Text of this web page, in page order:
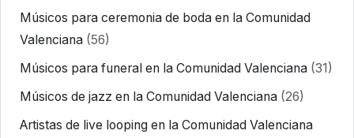
Músicos para ceremonia de boda en la Comunidad
Valenciana (56)
Músicos para funeral en la Comunidad Valenciana (31)
Músicos de jazz en la Comunidad Valenciana (26)
Artistas de live looping en la Comunidad Valenciana